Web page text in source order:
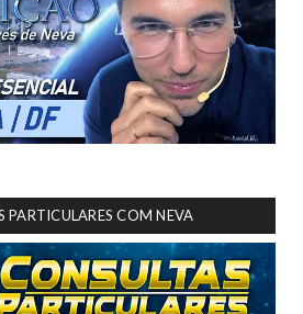
PARTICULARES COM NEVA